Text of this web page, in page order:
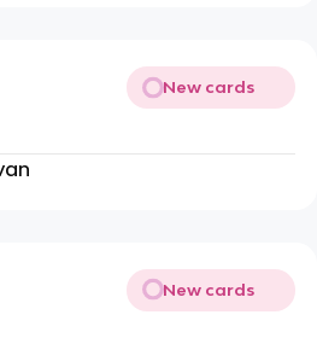
New cards
New cards